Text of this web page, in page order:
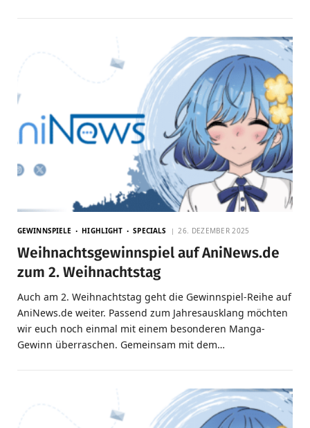
GEWINNSPIELE HIGHLIGHT SPECIALS 26. DEZEMBER 2025
Weihnachtsgewinnspiel auf AniNews.de
zum 2. Weihnachtstag
Auch am 2. Weihnachtstag geht die Gewinnspiel-Reihe auf
AniNews.de weiter. Passend zum Jahresausklang möchten
wir euch noch einmal mit einem besonderen Manga-
Gewinn überraschen. Gemeinsam mit dem…